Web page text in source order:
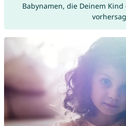
Babynamen, die Deinem